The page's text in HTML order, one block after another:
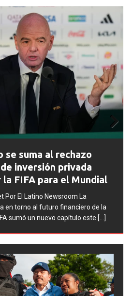
disciplinarios
tras los incidentes en
2026
Por El Latino Newsroom La FIFA
disciplinarios contra la
(AFA), cuatro integrantes
Next